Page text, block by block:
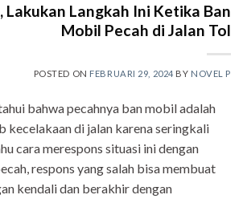
Lakukan Langkah Ini Ketika Ban
Mobil Pecah di Jalan Tol
POSTED ON FEBRUARI 29, 2024 BY NOVEL P
bahwa pecahnya ban mobil adalah
kecelakaan di jalan karena seringkali
cara merespons situasi ini dengan
respons yang salah bisa membuat
kendali dan berakhir dengan